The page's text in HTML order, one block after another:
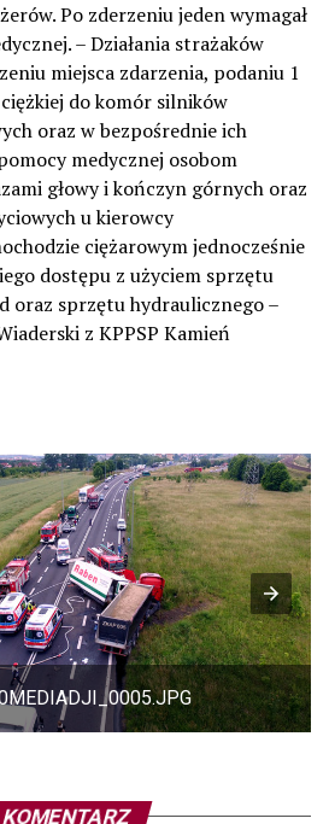
Po zderzeniu jeden wymagał
– Działania strażaków
miejsca zdarzenia, podaniu 1
do komór silników
oraz w bezpośrednie ich
medycznej osobom
głowy i kończyn górnych oraz
u kierowcy
ciężarowym jednocześnie
dostępu z użyciem sprzętu
oraz sprzętu hydraulicznego –
z KPPSP Kamień
KOMENTARZ